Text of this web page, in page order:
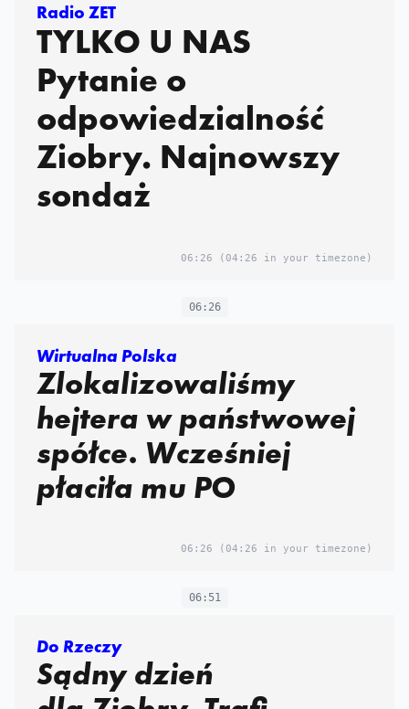
Radio ZET
TYLKO U NAS
Pytanie o
odpowiedzialność
Ziobry. Najnowszy
sondaż
06:26 (04:26 in your timezone)
06:26
Wirtualna Polska
Zlokalizowaliśmy
hejtera w państwowej
spółce. Wcześniej
płaciła mu PO
06:26 (04:26 in your timezone)
06:51
Do Rzeczy
Sądny dzień